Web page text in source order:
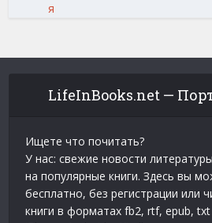
я
LifeInBooks.net —
Ищете что почитать?
У нас: свежие новости
на популярные книги. Здесь вы
бесплатно, без регистрации или
книги в форматах fb2, rtf, epub,